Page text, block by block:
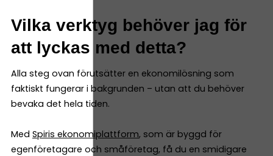
Vilka verktyg behöver jag för
att lyckas med detta?
Alla steg ovan förutsätter en ekonomilösning som
faktiskt fungerar i bakgrunden – utan att du behöver
bevaka det hela tiden.
Med Spiris ekonomiplattform, som är byggd för
egenföretagare och småföretag, få du en smidigare